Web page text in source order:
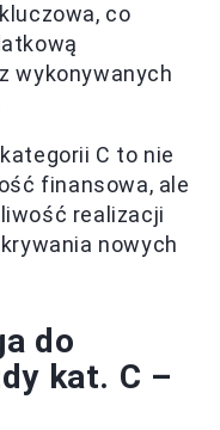
co
wykonywanych
C to nie
finansowa, ale
realizacji
nowych
do
kat. C –